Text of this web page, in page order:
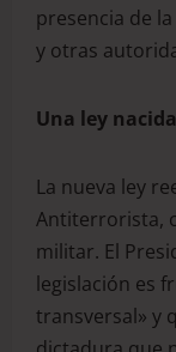
presencia de
y otras
Una ley
La nueva ley
Antiterrorista,
militar. El
legislación es
transversal» y